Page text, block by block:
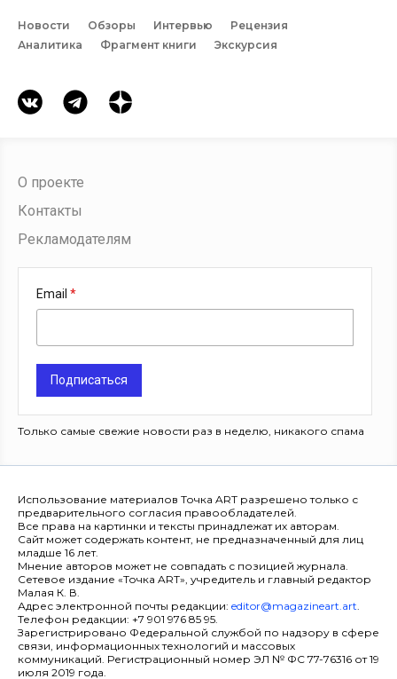
Новости Обзоры Интервью
Рецензия
Аналитика
Фрагмент книги Экскурсия
О проекте
Контакты
Рекламодателям
Email
Подписаться
Только самые свежие новости раз в неделю, никакого спама
Использование материалов Точка ART разрешено только с
предварительного согласия правообладателей.
Все права на картинки и тексты принадлежат их авторам.
Сайт может содержать контент, не предназначенный для лиц
младше 16 лет.
Мнение авторов может не совпадать с позицией журнала.
Сетевое издание «Точка ART», учредитель и главный редактор
Малая К. В.
Адрес электронной почты редакции: editor@magazineart.art.
Телефон редакции: +7 901 976 85 95.
Зарегистрировано Федеральной службой по надзору в сфере
связи, информационных технологий и массовых
коммуникаций. Регистрационный номер ЭЛ № ФС 77-76316 от 19
июля 2019 года.